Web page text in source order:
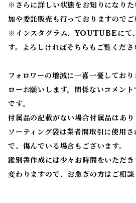
※ さらに詳しい状態をお知りになり
加や委託販売も行っておりますのでご
※ インスタグラム、YOUTUBEにて
す。よろしければそちらもご覧くださ
フォロワーの増減に一喜一憂してお
ローお願いします。関係ないコメン
です。
付属品の記載がない場合付属品はあり
ソーティング袋は業者間取引に使用
で、傷んでいる場合もございます。
鑑別書作成には少々お時間をいただ
変わりますので、お急ぎの方はご相談